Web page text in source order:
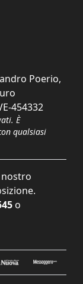
Poerio,
454332
È
qualsiasi
nostro
o